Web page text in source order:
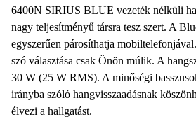
6400N SIRIUS BLUE vezeték nélküli
nagy teljesítményű társra tesz szert. A
egyszerűen párosíthatja
szó választása csak Önön múlik. A
30 W (25 W RMS). A minőségi
irányba szóló hangvisszaadásnak
élvezi a hallgatást.